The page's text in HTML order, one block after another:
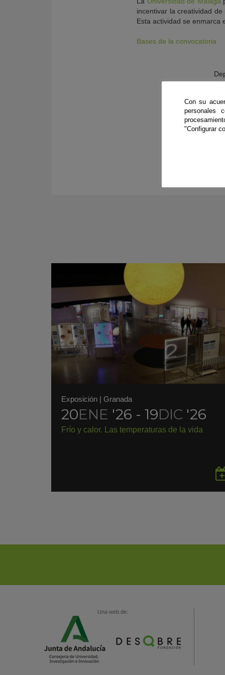
incentivar la creatividad
Esta actividad se enmarca
Bases de la convocatoria
Exposición | Granada
20ENE '26 - 19DIC '26
Frío y calor. Las temperaturas de la vida
Una web de:
Con su
personales
"Configurar